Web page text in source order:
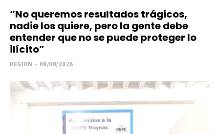
“No queremos resultados trágicos,
nadie los quiere, pero la gente debe
entender que no se puede proteger lo
ilícito”
REGION - 08/08/2026